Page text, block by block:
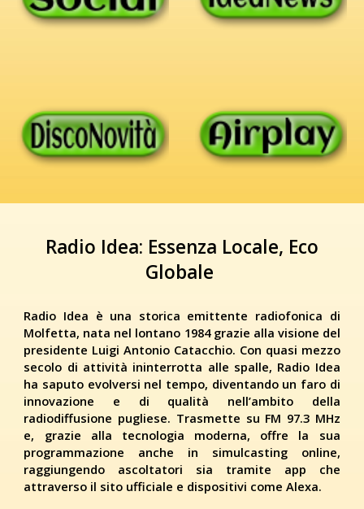
Radio Idea: Essenza Locale, Eco
Globale
Radio Idea è una storica emittente radiofonica di
Molfetta, nata nel lontano 1984 grazie alla visione del
presidente Luigi Antonio Catacchio. Con quasi mezzo
secolo di attività ininterrotta alle spalle, Radio Idea
ha saputo evolversi nel tempo, diventando un faro di
innovazione e di qualità nell’ambito della
radiodiffusione pugliese. Trasmette su FM 97.3 MHz
e, grazie alla tecnologia moderna, offre la sua
programmazione anche in simulcasting online,
raggiungendo ascoltatori sia tramite app che
attraverso il sito ufficiale e dispositivi come Alexa.